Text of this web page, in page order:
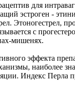
для
эстроген -
Этоногестрел,
с
мишенях.
эффекта
наиболее
Индекс Перла